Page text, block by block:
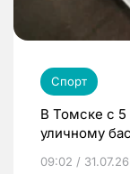
Спорт
В Томске с 5
уличному
09:02 / 31.07.26